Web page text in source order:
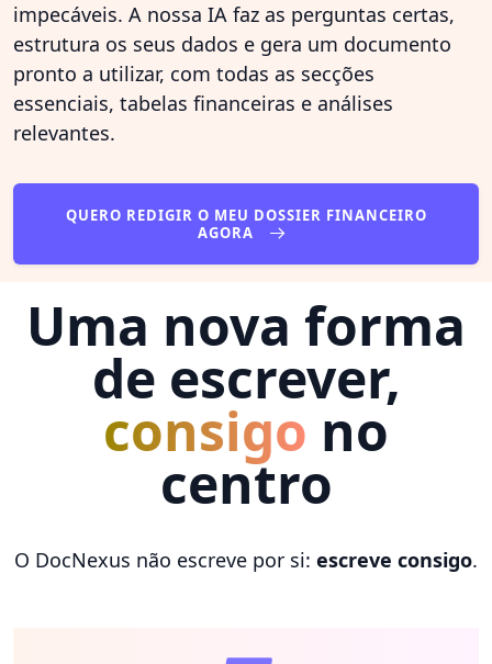
impecáveis. A nossa IA faz as perguntas certas,
estrutura os seus dados e gera um documento
pronto a utilizar, com todas as secções
essenciais, tabelas financeiras e análises
relevantes.
QUERO REDIGIR O MEU DOSSIER FINANCEIRO
AGORA
Uma nova forma
de escrever,
consigo no
centro
O DocNexus não escreve por si: escreve consigo.